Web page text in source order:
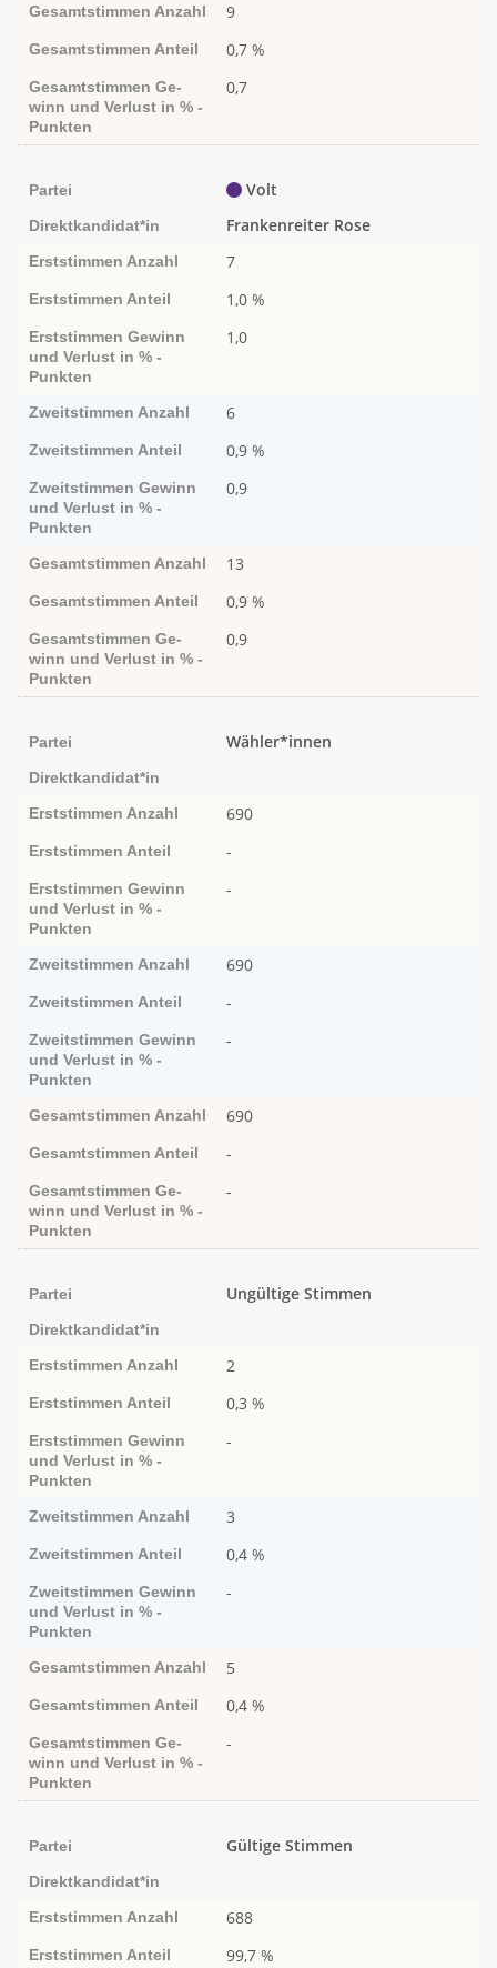
Gesamtstimmen Anzahl 9
Gesamtstimmen Anteil 0,7 %
Gesamtstimmen Ge­­
winn und Ver­­lust in % -
Punk­ten
0,7
Partei Volt
Direktkandidat*in Frankenreiter Rose
Erststimmen Anzahl 7
Erststimmen Anteil 1,0 %
Erststimmen Ge­­winn
und Ver­­lust in % -
Punk­ten
1,0
Zweitstimmen Anzahl 6
Zweitstimmen Anteil 0,9 %
Zweitstimmen Ge­­winn
und Ver­­lust in % -
Punk­ten
0,9
Gesamtstimmen Anzahl 13
Gesamtstimmen Anteil 0,9 %
Gesamtstimmen Ge­­
winn und Ver­­lust in % -
Punk­ten
0,9
Partei Wähler*innen
Direktkandidat*in
Erststimmen Anzahl 690
Erststimmen Anteil -
Erststimmen Ge­­winn
und Ver­­lust in % -
Punk­ten
-
Zweitstimmen Anzahl 690
Zweitstimmen Anteil -
Zweitstimmen Ge­­winn
und Ver­­lust in % -
Punk­ten
-
Gesamtstimmen Anzahl 690
Gesamtstimmen Anteil -
Gesamtstimmen Ge­­
winn und Ver­­lust in % -
Punk­ten
-
Partei Ungültige Stimmen
Direktkandidat*in
Erststimmen Anzahl 2
Erststimmen Anteil 0,3 %
Erststimmen Ge­­winn
und Ver­­lust in % -
Punk­ten
-
Zweitstimmen Anzahl 3
Zweitstimmen Anteil 0,4 %
Zweitstimmen Ge­­winn
und Ver­­lust in % -
Punk­ten
-
Gesamtstimmen Anzahl 5
Gesamtstimmen Anteil 0,4 %
Gesamtstimmen Ge­­
winn und Ver­­lust in % -
Punk­ten
-
Partei Gültige Stimmen
Direktkandidat*in
Erststimmen Anzahl 688
Erststimmen Anteil 99,7 %